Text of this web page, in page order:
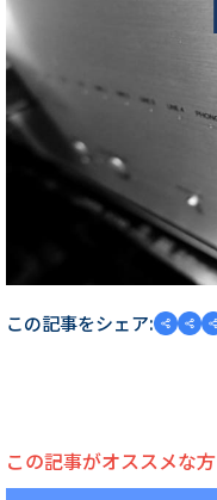
この記事をシェア:
この記事がオススメな方